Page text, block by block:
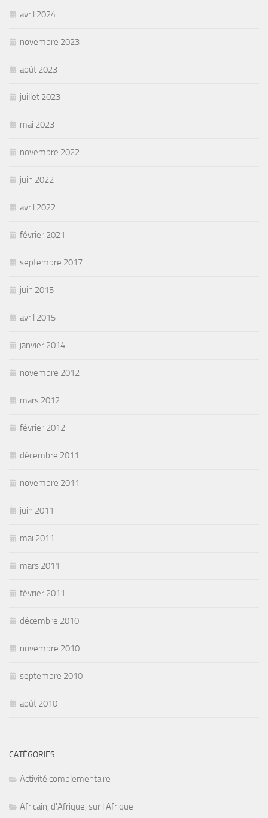
avril 2024
novembre 2023
août 2023
juillet 2023
mai 2023
novembre 2022
juin 2022
avril 2022
février 2021
septembre 2017
juin 2015
avril 2015
janvier 2014
novembre 2012
mars 2012
février 2012
décembre 2011
novembre 2011
juin 2011
mai 2011
mars 2011
février 2011
décembre 2010
novembre 2010
septembre 2010
août 2010
CATÉGORIES
Activité complementaire
Africain, d'Afrique, sur l'Afrique